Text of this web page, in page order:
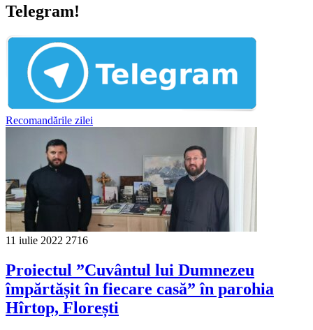
Telegram!
Recomandările zilei
11 iulie 2022 2716
Proiectul ”Cuvântul lui Dumnezeu
împărtășit în fiecare casă” în parohia
Hîrtop, Florești